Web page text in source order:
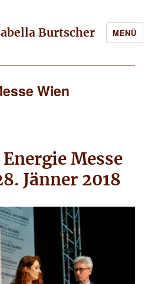
Burtscher MENÜ
Wien
Messe
Jänner 2018